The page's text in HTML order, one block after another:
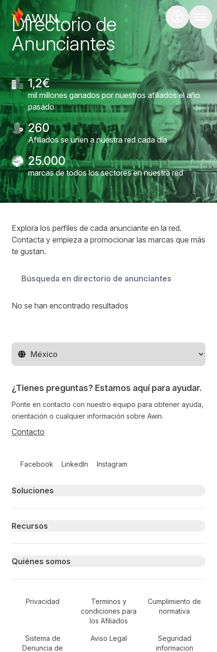
Directorio de
Anunciantes
1,2€
mil millones ganados por nuestros afiliados el año
pasado
260
Afiliados se unen a nuestra red cada día
25.000
marcas de todos los sectores en nuestra red
Explora los perfiles de cada anunciante en la red.
Contacta y empieza a promocionar las marcas que más
te gustan.
No se han encontrado resultados
Cambiar de región
¿Tienes preguntas? Estamos aquí para ayudar.
Ponte en contacto con nuestro equipo para obtener ayuda,
orientación o cualquier información sobre Awin.
Contacto
Facebook LinkedIn Instagram
Primary footer navigation
Soluciones
Recursos
Quiénes somos
Secondary Footer Navigation
Privacidad
Terminos y
condiciones para
los Afiliados
Cumplimiento de
normativa
Sistema de
Denuncia de
Aviso Legal
Seguridad
informacion